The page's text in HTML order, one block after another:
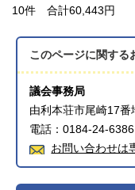
10件 合計60,443円
このページに関する
議会事務局
由利本荘市尾崎17番
電話：0184-24-
お問い合わせは